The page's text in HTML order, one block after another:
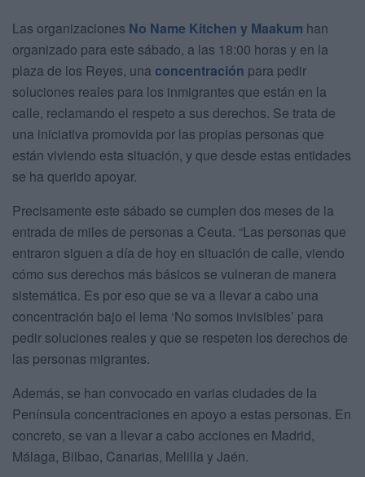
Las organizaciones No Name Kitchen y Maakum han
organizado para este sábado, a las 18:00 horas y en la
plaza de los Reyes, una concentración para pedir
soluciones reales para los inmigrantes que están en la
calle, reclamando el respeto a sus derechos. Se trata de
una iniciativa promovida por las propias personas que
están viviendo esta situación, y que desde estas entidades
se ha querido apoyar.
Precisamente este sábado se cumplen dos meses de la
entrada de miles de personas a Ceuta. “Las personas que
entraron siguen a día de hoy en situación de calle, viendo
cómo sus derechos más básicos se vulneran de manera
sistemática. Es por eso que se va a llevar a cabo una
concentración bajo el lema ‘No somos invisibles’ para
pedir soluciones reales y que se respeten los derechos de
las personas migrantes.
Además, se han convocado en varias ciudades de la
Península concentraciones en apoyo a estas personas. En
concreto, se van a llevar a cabo acciones en Madrid,
Málaga, Bilbao, Canarias, Melilla y Jaén.